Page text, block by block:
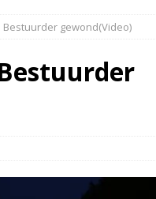
en wagen met stro in de
gewond(Video)